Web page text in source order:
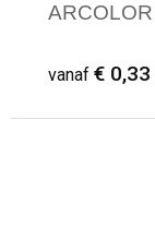
vanaf € 0,33